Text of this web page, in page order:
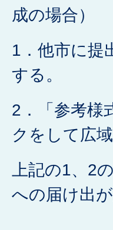
成の場合）
1．他市に提
する。
2．「参考様
クをして広
上記の1、2
への届け出